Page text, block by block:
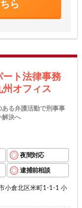
ら
ート法律事務
オフィス
ある弁護活動で刑事事
解決へ
夜間対応
逮捕前相談
小倉北区米町1-1-1 小